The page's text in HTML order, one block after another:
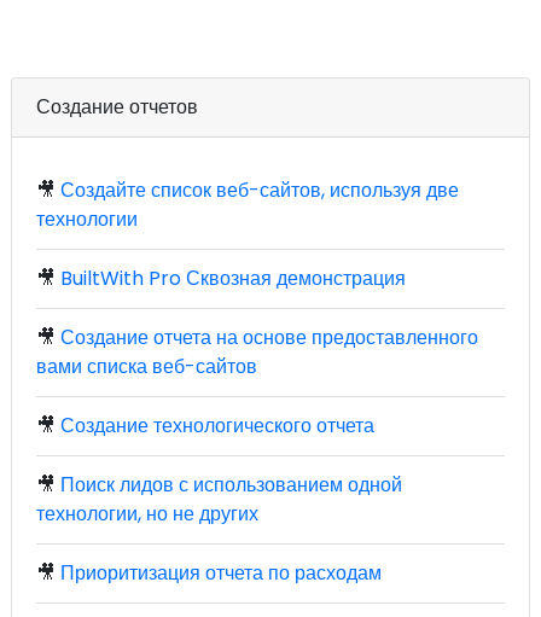
Создание отчетов
🎥 Создайте список веб-сайтов, используя две
технологии
🎥 BuiltWith Pro Сквозная демонстрация
🎥 Создание отчета на основе предоставленного
вами списка веб-сайтов
🎥 Создание технологического отчета
🎥 Поиск лидов с использованием одной
технологии, но не других
🎥 Приоритизация отчета по расходам